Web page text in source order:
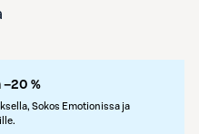
–20 %
Sokos Emotionissa ja